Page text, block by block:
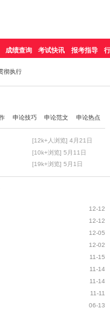
成绩查询 考试快讯 报考指导
彻执行
申论技巧 申论范文 申论热点
[12k+人浏览] 4月21日
[10k+浏览] 5月11日
[19k+浏览] 5月1日
12-12
12-12
12-05
12-02
11-15
11-14
11-14
11-11
06-13